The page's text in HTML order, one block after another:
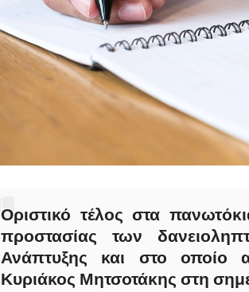
Οριστικό τέλος στα
προστασίας των
Ανάπτυξης και στο οποίο
Κυριάκος Μητσοτάκης στη